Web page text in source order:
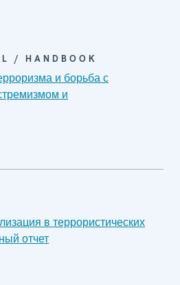
/ HANDBOOK
и борьба с
и
в террористических
отчет